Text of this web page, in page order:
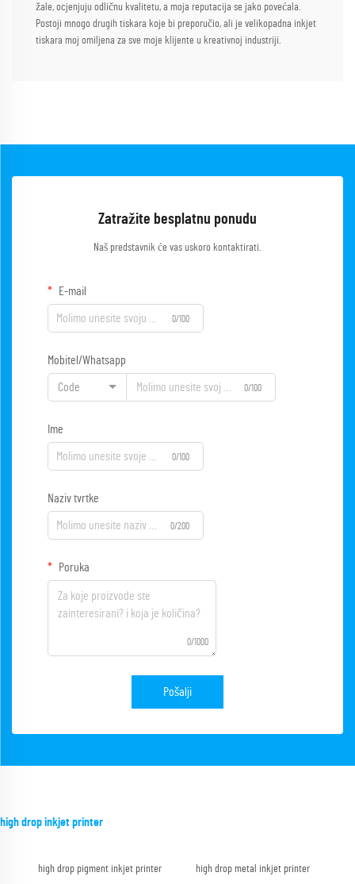
žale, ocjenjuju odličnu kvalitetu, a moja reputacija se jako povećala.
Postoji mnogo drugih tiskara koje bi preporučio, ali je velikopadna inkjet
tiskara moj omiljena za sve moje klijente u kreativnoj industriji.
Zatražite besplatnu ponudu
Naš predstavnik će vas uskoro kontaktirati.
E-mail
0/100
Mobitel/Whatsapp
Code 0/100
Ime
0/100
Naziv tvrtke
0/200
Poruka
0/1000
Pošalji
high drop inkjet printer
high drop pigment inkjet printer high drop metal inkjet printer